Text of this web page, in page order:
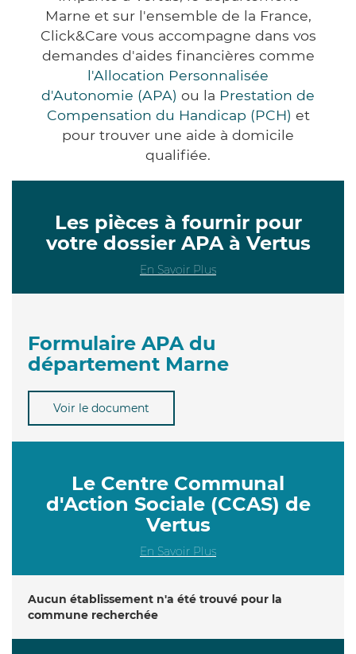
Marne et sur l'ensemble de la France,
Click&Care vous accompagne dans vos
demandes d'aides financières comme
l'Allocation Personnalisée
d'Autonomie (APA) ou la Prestation de
Compensation du Handicap (PCH) et
pour trouver une aide à domicile
qualifiée.
Les pièces à fournir pour
votre dossier APA à Vertus
En Savoir Plus
Formulaire APA du
département Marne
Voir le document
Le Centre Communal
d'Action Sociale (CCAS) de
Vertus
En Savoir Plus
Aucun établissement n'a été trouvé pour la
commune recherchée